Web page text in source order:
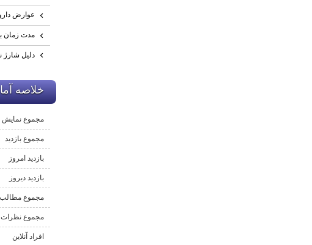
عوارض
مدت زمان
دليل شارژ
خلاصه
مجموع نمایش‌
مجموع بازدید
بازدید امروز
بازدید دیروز
مجموع مطالب
مجموع نظرات
افراد آنلاین